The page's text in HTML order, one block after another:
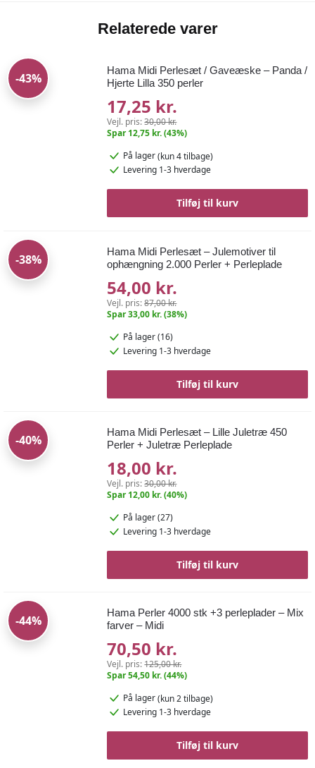
Relaterede varer
-43%
Hama Midi Perlesæt / Gaveæske – Panda /
Hjerte Lilla 350 perler
17,25 kr.
Vejl. pris:30,00 kr.
Spar 12,75 kr. (43%)
På lager(kun 4 tilbage)
Levering 1-3 hverdage
Tilføj til kurv
-38%
Hama Midi Perlesæt – Julemotiver til
ophængning 2.000 Perler + Perleplade
54,00 kr.
Vejl. pris:87,00 kr.
Spar 33,00 kr. (38%)
På lager (16)
Levering 1-3 hverdage
Tilføj til kurv
-40%
Hama Midi Perlesæt – Lille Juletræ 450
Perler + Juletræ Perleplade
18,00 kr.
Vejl. pris:30,00 kr.
Spar 12,00 kr. (40%)
På lager (27)
Levering 1-3 hverdage
Tilføj til kurv
-44%
Hama Perler 4000 stk +3 perleplader – Mix
farver – Midi
70,50 kr.
Vejl. pris:125,00 kr.
Spar 54,50 kr. (44%)
På lager(kun 2 tilbage)
Levering 1-3 hverdage
Tilføj til kurv